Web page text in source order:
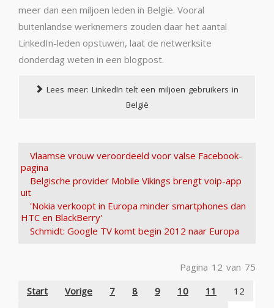
meer dan een miljoen leden in België. Vooral
buitenlandse werknemers zouden daar het aantal
LinkedIn-leden opstuwen, laat de netwerksite
donderdag weten in een blogpost.
Lees meer: LinkedIn telt een miljoen gebruikers in
België
Vlaamse vrouw veroordeeld voor valse Facebook-
pagina
Belgische provider Mobile Vikings brengt voip-app
uit
'Nokia verkoopt in Europa minder smartphones dan
HTC en BlackBerry'
Schmidt: Google TV komt begin 2012 naar Europa
Pagina 12 van 75
Start
Vorige 7 8 9 10 11
12